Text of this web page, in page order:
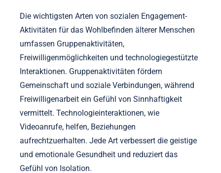
Die wichtigsten Arten von sozialen Engagement-
Aktivitäten für das Wohlbefinden älterer Menschen
umfassen Gruppenaktivitäten,
Freiwilligenmöglichkeiten und technologiegestützte
Interaktionen. Gruppenaktivitäten fördern
Gemeinschaft und soziale Verbindungen, während
Freiwilligenarbeit ein Gefühl von Sinnhaftigkeit
vermittelt. Technologieinteraktionen, wie
Videoanrufe, helfen, Beziehungen
aufrechtzuerhalten. Jede Art verbessert die geistige
und emotionale Gesundheit und reduziert das
Gefühl von Isolation.